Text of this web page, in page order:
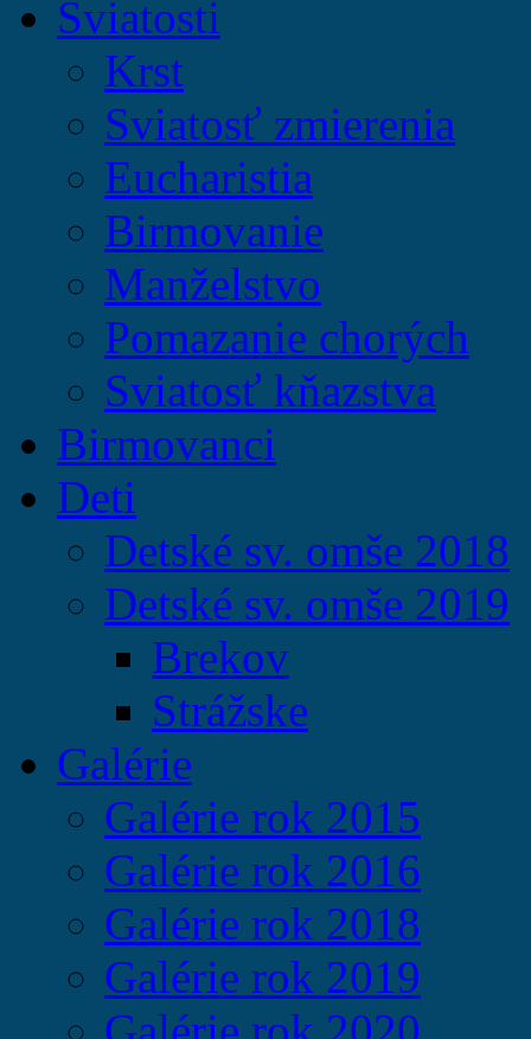
Sviatosti
Krst
Sviatosť zmierenia
Eucharistia
Birmovanie
Manželstvo
Pomazanie chorých
Sviatosť kňazstva
Birmovanci
Deti
Detské sv. omše 2018
Detské sv. omše 2019
Brekov
Strážske
Galérie
Galérie rok 2015
Galérie rok 2016
Galérie rok 2018
Galérie rok 2019